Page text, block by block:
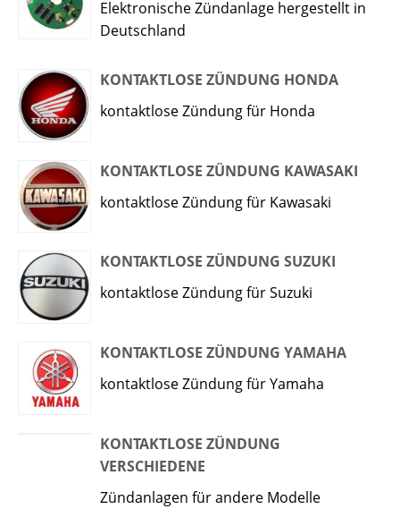
Elektronische Zündanlage hergestellt in
Deutschland
KONTAKTLOSE ZÜNDUNG HONDA
kontaktlose Zündung für Honda
KONTAKTLOSE ZÜNDUNG KAWASAKI
kontaktlose Zündung für Kawasaki
KONTAKTLOSE ZÜNDUNG SUZUKI
kontaktlose Zündung für Suzuki
KONTAKTLOSE ZÜNDUNG YAMAHA
kontaktlose Zündung für Yamaha
KONTAKTLOSE ZÜNDUNG
VERSCHIEDENE
Zündanlagen für andere Modelle